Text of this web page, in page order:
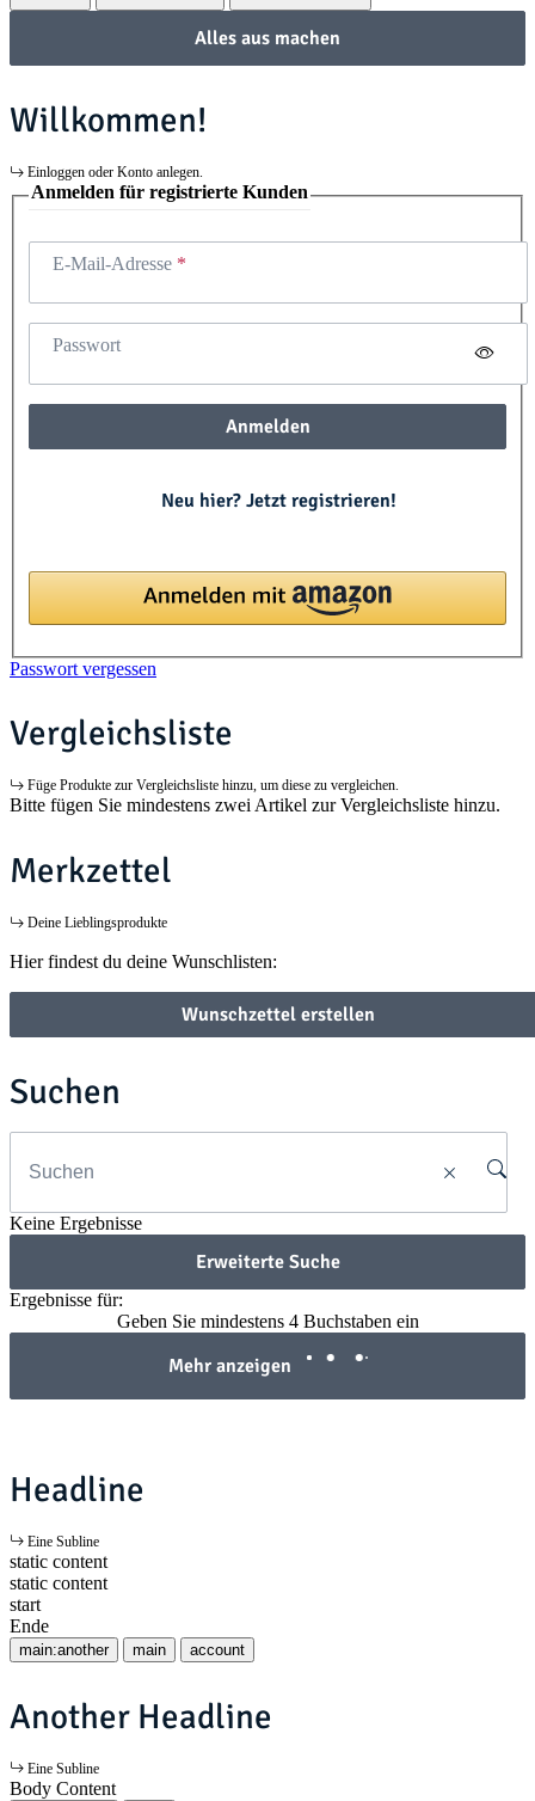
Alles aus machen
Willkommen!
Einloggen oder Konto anlegen.
Anmelden für registrierte Kunden
E-Mail-Adresse
Passwort
Anmelden
Neu hier? Jetzt registrieren!
Passwort vergessen
Vergleichsliste
Füge Produkte zur Vergleichsliste hinzu, um diese zu vergleichen.
Bitte fügen Sie mindestens zwei Artikel zur Vergleichsliste hinzu.
Merkzettel
Deine Lieblingsprodukte
Hier findest du deine Wunschlisten:
Wunschzettel erstellen
Suchen
Keine Ergebnisse
Erweiterte Suche
Ergebnisse für:
Geben Sie mindestens 4 Buchstaben ein
Mehr anzeigen
Headline
Eine Subline
static content
static content
start
Ende
main:another main account
Another Headline
Eine Subline
Body Content